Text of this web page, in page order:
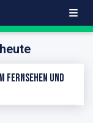
Fernsehen und